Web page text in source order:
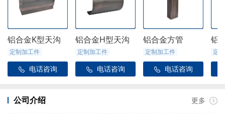
铝合金K型天沟
定制加工件
 电话咨询
铝合金H型天沟
定制加工件
 电话咨询
铝合金方管
定制加工件
 电话咨询
铝
定
更多
公司介绍